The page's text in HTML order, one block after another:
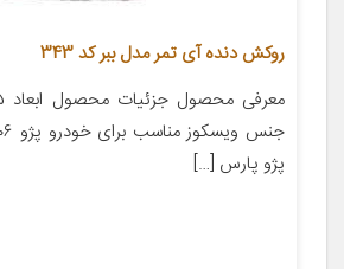
روکش دنده آی تمر مدل ببر کد 343
پژو پارس […]